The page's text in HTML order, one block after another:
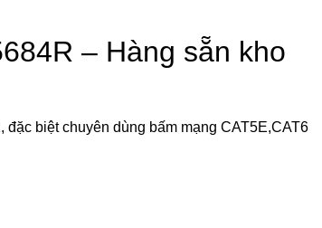
– Hàng sẵn kho
biệt chuyên dùng bấm mạng CAT5E,CAT6